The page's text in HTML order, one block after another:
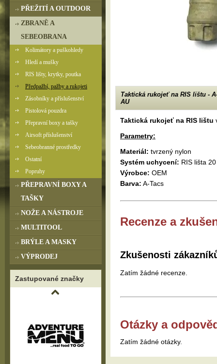
Taktická rukojeť na RIS lištu -
AU
Taktická rukojeť na RIS lištu
Parametry:
Materiál: tvrzený nylon
Systém uchycení: RIS lišta
Výrobce: OEM
Barva: A-Tacs
Recenze a
Zkušenosti
Zatím žádné recenze.
Otázky a
Zatím žádné otázky.
PŘEŽITÍ A OUTDOOR
ZBRANĚ A
SEBEOBRANA
Kolimátory a puškohledy
Hledí a mušky
RIS lišty, krytky, poutka
Předpažbí, pažby a rukojeti
Zásobníky a příslušenství
Pistolová pouzdra
Přepravní boxy a tašky
Airsoft příslušenství
Sebeobranné prostředky
Ostatní
Popruhy
PŘEPRAVNÍ BOXY A
TAŠKY
NOŽE A NÁSTROJE
MULTITOOL
BRÝLE A MASKY
VÝPRODEJ
Zastupované značky